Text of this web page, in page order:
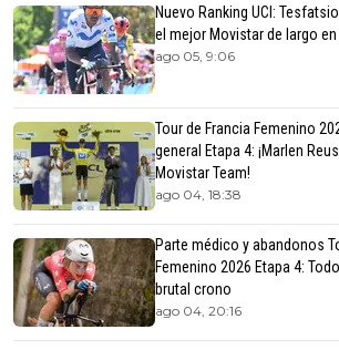
Nuevo Ranking UCI:
el mejor Movistar de largo en
ago 05, 9:06
Tour de Francia Femenino
general Etapa 4: ¡Marlen
Movistar Team!
ago 04, 18:38
Parte médico y abandonos
Femenino 2026 Etapa 4:
brutal crono
ago 04, 20:16